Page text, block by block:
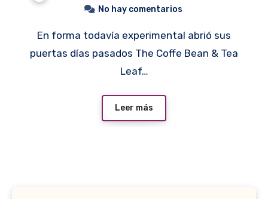
No hay comentarios
En forma todavía experimental abrió sus
puertas días pasados The Coffe Bean & Tea
Leaf…
Leer más